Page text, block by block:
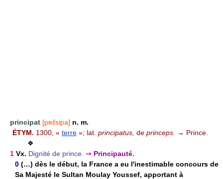
principat [pʀɛ̃sipa] n. m.
ÉTYM. 1300, « terre »; lat. principatus, de princeps.
→ Prince.
❖
1 Vx. Dignité de prince. ⇒ Principauté.
0 (…) dès le début, la France a eu l'inestimable concours de
Sa Majesté le Sultan Moulay Youssef, apportant à